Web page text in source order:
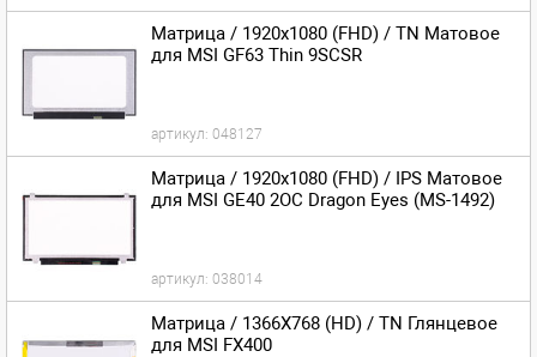
Матрица / 1920x1080 (FHD) / TN Матовое
для MSI GF63 Thin 9SCSR
артикул: 048127
Матрица / 1920x1080 (FHD) / IPS Матовое
для MSI GE40 2OC Dragon Eyes (MS-1492)
артикул: 038014
Матрица / 1366X768 (HD) / TN Глянцевое
для MSI FX400